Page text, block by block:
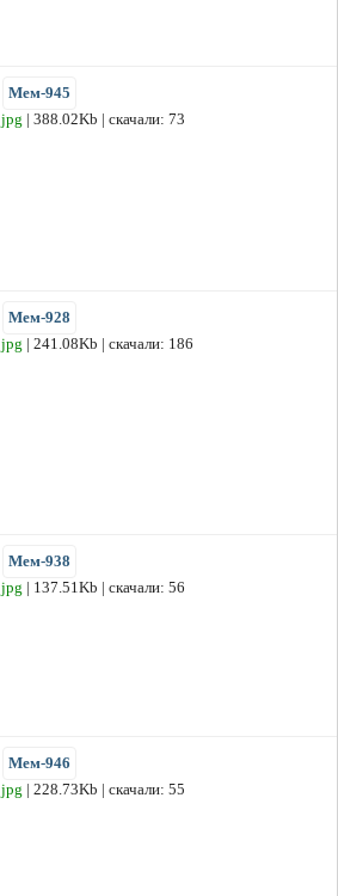
Мем-945
jpg | 388.02Kb | скачали: 73
Мем-928
jpg | 241.08Kb | скачали: 186
Мем-938
jpg | 137.51Kb | скачали: 56
Мем-946
jpg | 228.73Kb | скачали: 55